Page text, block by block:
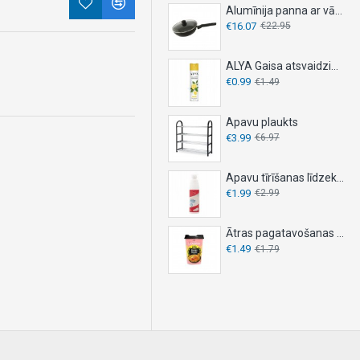
€16.07 €22.95
ALYA Gaisa atsvaidzinātājs 300ml - LEMON
€0.99 €1.49
Apavu plaukts
€3.99 €6.97
Apavu tīrīšanas līdzeklis 150ml
€1.99 €2.99
€1.49 €1.79